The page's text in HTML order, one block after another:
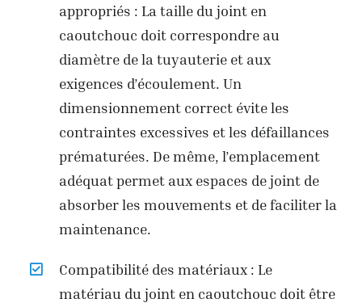
appropriés : La taille du joint en
caoutchouc doit correspondre au
diamètre de la tuyauterie et aux
exigences d’écoulement. Un
dimensionnement correct évite les
contraintes excessives et les défaillances
prématurées. De même, l’emplacement
adéquat permet aux espaces de joint de
absorber les mouvements et de faciliter la
maintenance.
Compatibilité des matériaux : Le
matériau du joint en caoutchouc doit être